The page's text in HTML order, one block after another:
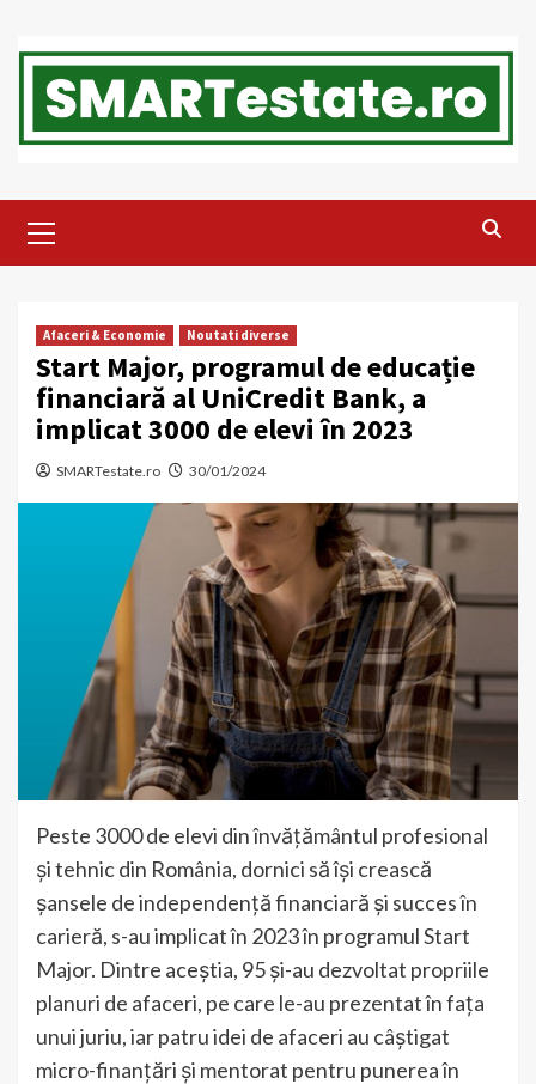
content
Menu
Afaceri & Economie Noutati diverse
Start Major, programul de educație
financiară al UniCredit Bank, a
implicat 3000 de elevi în 2023
SMARTestate.ro 30/01/2024
Peste 3000 de elevi din învățământul profesional
și tehnic din România, dornici să își crească
șansele de independență financiară și succes în
carieră, s-au implicat în 2023 în programul Start
Major. Dintre aceștia, 95 și-au dezvoltat propriile
planuri de afaceri, pe care le-au prezentat în fața
unui juriu, iar patru idei de afaceri au câștigat
micro-finanțări și mentorat pentru punerea în